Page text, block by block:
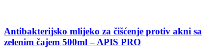
Antibakterijsko mlijeko za čišćenje protiv akni sa
zelenim čajem 500ml – APIS PRO